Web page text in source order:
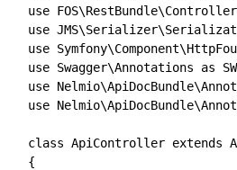
use
use
use
use Swagger\Annotations as
use
use
class ApiController extends
{